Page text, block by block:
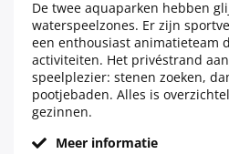
De twee aquaparken hebben
waterspeelzones. Er zijn
een enthousiast animatieteam
activiteiten. Het privéstrand
speelplezier: stenen zoeken,
pootjebaden. Alles is
gezinnen.
Meer informatie